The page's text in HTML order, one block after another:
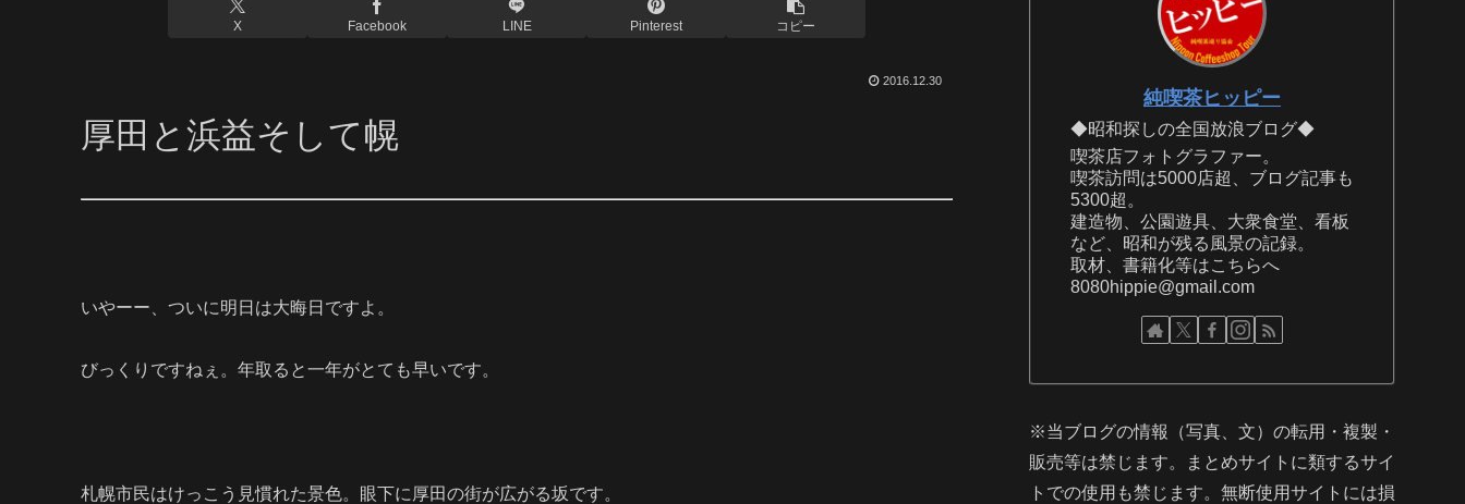
X Facebook LINE Pinterest コピー
2016.12.30
厚田と浜益そして幌
いやーー、ついに明日は大晦日ですよ。
びっくりですねぇ。年取ると一年がとても早いです。
札幌市民はけっこう見慣れた景色。眼下に厚田の街が広がる坂です。
純喫茶ヒッピー
◆昭和探しの全国放浪ブログ◆
喫茶店フォトグラファー。
喫茶訪問は5000店超、ブログ記事も
5300超。
建造物、公園遊具、大衆食堂、看板
など、昭和が残る風景の記録。
取材、書籍化等はこちらへ
8080hippie@gmail.com
※当ブログの情報（写真、文）の転用・複製・
販売等は禁じます。まとめサイトに類するサイ
トでの使用も禁じます。無断使用サイトには損